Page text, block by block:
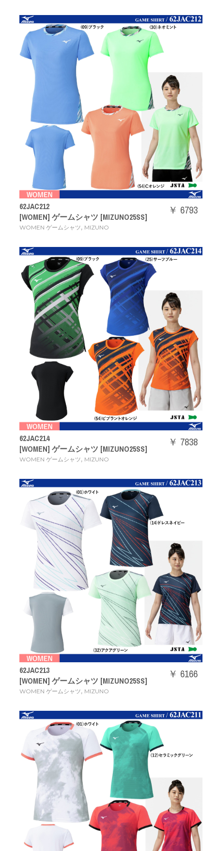
62JAC212
[WOMEN] ゲームシャツ [MIZUNO25SS]
WOMEN ゲームシャツ, MIZUNO
￥ 6793
62JAC214
[WOMEN] ゲームシャツ [MIZUNO25SS]
WOMEN ゲームシャツ, MIZUNO
￥ 7838
62JAC213
[WOMEN] ゲームシャツ [MIZUNO25SS]
WOMEN ゲームシャツ, MIZUNO
￥ 6166